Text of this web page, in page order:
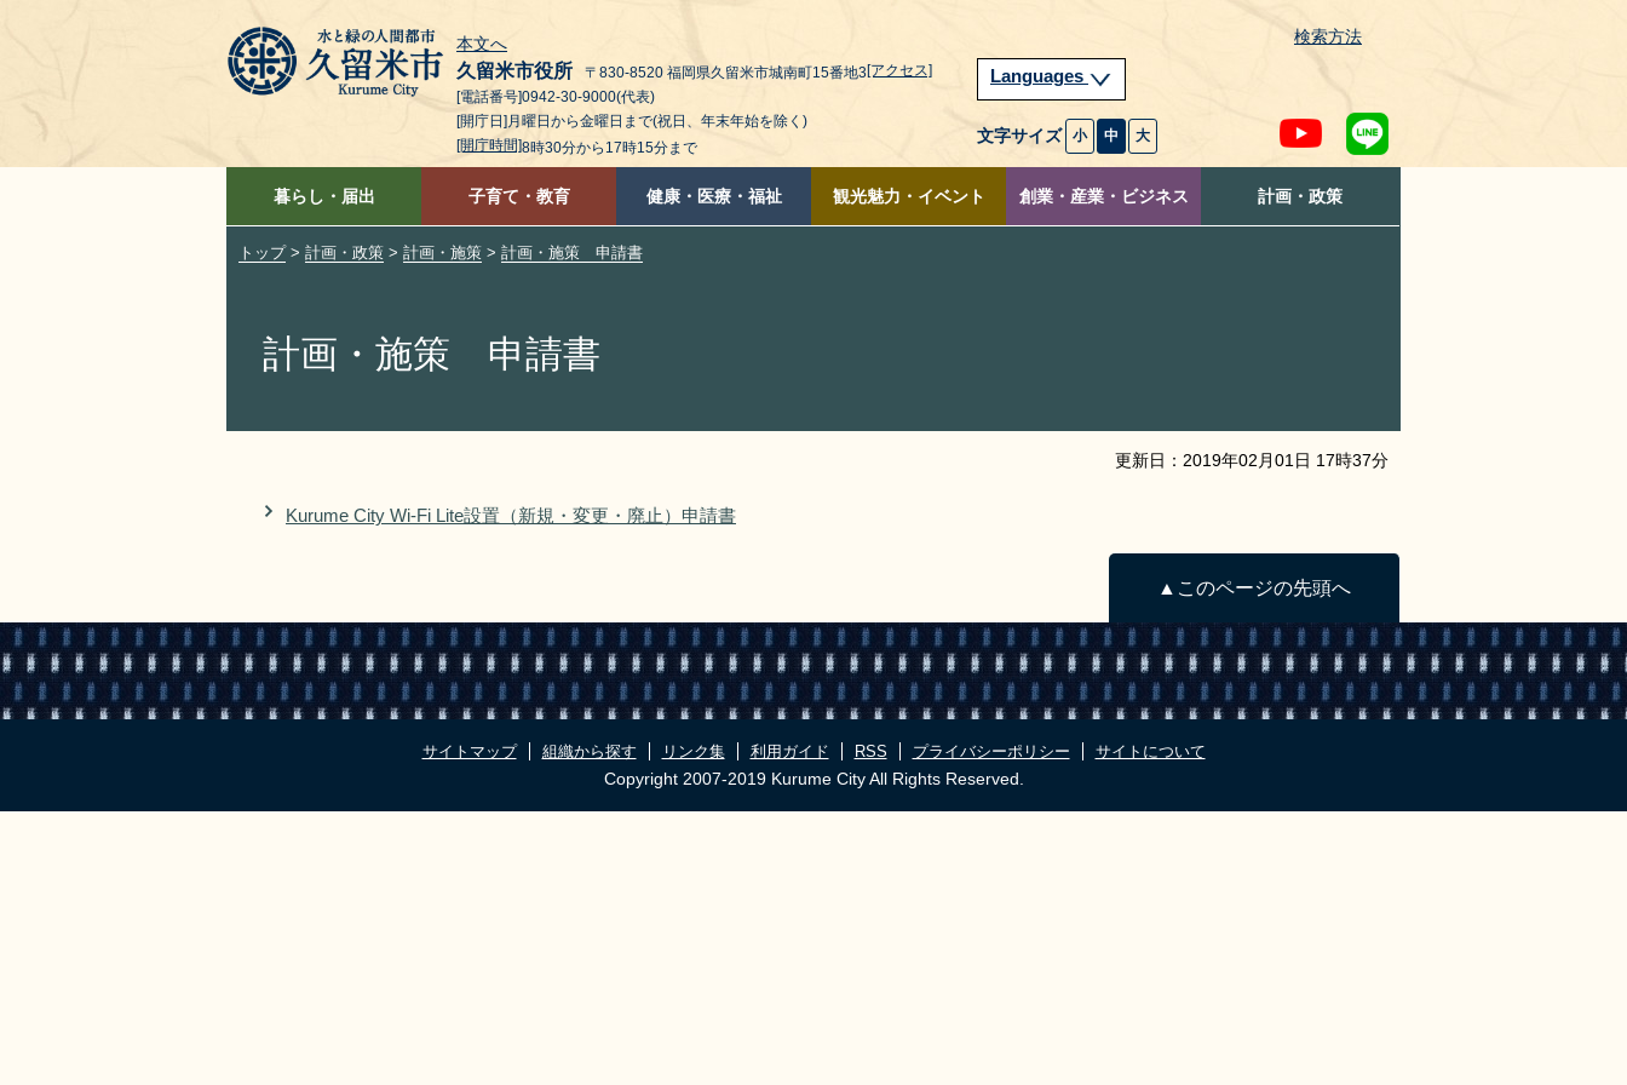
本文へ 検索方法
久留米市役所 〒830-8520 福岡県久留米市城南町15番地3[アクセス]
[電話番号]0942-30-9000(代表)
[開庁日]月曜日から金曜日まで(祝日、年末年始を除く)
[開庁時間]8時30分から17時15分まで
Languages
文字サイズ 小 中 大
暮らし・届出 子育て・教育 健康・医療・福祉 観光魅力・イベント 創業・産業・ビジネス 計画・政策
トップ> 計画・政策 > 計画・施策 > 計画・施策 申請書
計画・施策 申請書
更新日： 2019年02 月01 日 17時37分
Kurume City Wi-Fi Lite設置（新規・変更・廃止）申請書
▲このページの先頭へ
サイトマップ 組織から探す リンク集 利用ガイド RSS プライバシーポリシー サイトについて
Copyright 2007-2019 Kurume City All Rights Reserved.